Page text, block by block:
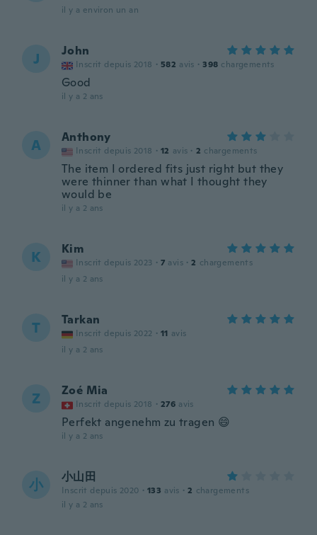
il y a environ un an
J John
Inscrit depuis 2018 · 582 avis · 398 chargements
Good
il y a 2 ans
A Anthony
Inscrit depuis 2018 · 12 avis · 2 chargements
The item I ordered fits just right but they
were thinner than what I thought they
would be
il y a 2 ans
K Kim
Inscrit depuis 2023 · 7 avis · 2 chargements
il y a 2 ans
T Tarkan
Inscrit depuis 2022 · 11 avis
il y a 2 ans
Z Zoé Mia
Inscrit depuis 2018 · 276 avis
Perfekt angenehm zu tragen 😄
il y a 2 ans
小 小山田
Inscrit depuis 2020 · 133 avis · 2 chargements
il y a 2 ans